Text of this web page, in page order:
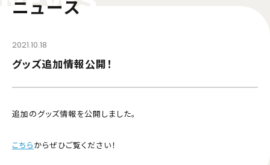
ニュース
2021.10.18
グッズ追加情報公開！
追加のグッズ情報を公開しました。
こちらからぜひご覧ください！